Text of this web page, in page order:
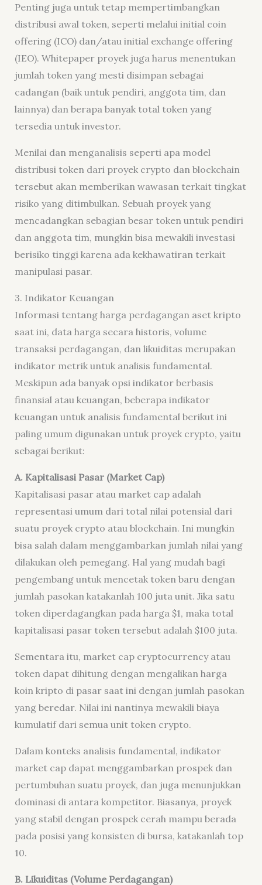
Penting juga untuk tetap mempertimbangkan
distribusi awal token, seperti melalui initial coin
offering (ICO) dan/atau initial exchange offering
(IEO). Whitepaper proyek juga harus menentukan
jumlah token yang mesti disimpan sebagai
cadangan (baik untuk pendiri, anggota tim, dan
lainnya) dan berapa banyak total token yang
tersedia untuk investor.
Menilai dan menganalisis seperti apa model
distribusi token dari proyek crypto dan blockchain
tersebut akan memberikan wawasan terkait tingkat
risiko yang ditimbulkan. Sebuah proyek yang
mencadangkan sebagian besar token untuk pendiri
dan anggota tim, mungkin bisa mewakili investasi
berisiko tinggi karena ada kekhawatiran terkait
manipulasi pasar.
3. Indikator Keuangan
Informasi tentang harga perdagangan aset kripto
saat ini, data harga secara historis, volume
transaksi perdagangan, dan likuiditas merupakan
indikator metrik untuk analisis fundamental.
Meskipun ada banyak opsi indikator berbasis
finansial atau keuangan, beberapa indikator
keuangan untuk analisis fundamental berikut ini
paling umum digunakan untuk proyek crypto, yaitu
sebagai berikut:
A. Kapitalisasi Pasar (Market Cap)
Kapitalisasi pasar atau market cap adalah
representasi umum dari total nilai potensial dari
suatu proyek crypto atau blockchain. Ini mungkin
bisa salah dalam menggambarkan jumlah nilai yang
dilakukan oleh pemegang. Hal yang mudah bagi
pengembang untuk mencetak token baru dengan
jumlah pasokan katakanlah 100 juta unit. Jika satu
token diperdagangkan pada harga $1, maka total
kapitalisasi pasar token tersebut adalah $100 juta.
Sementara itu, market cap cryptocurrency atau
token dapat dihitung dengan mengalikan harga
koin kripto di pasar saat ini dengan jumlah pasokan
yang beredar. Nilai ini nantinya mewakili biaya
kumulatif dari semua unit token crypto.
Dalam konteks analisis fundamental, indikator
market cap dapat menggambarkan prospek dan
pertumbuhan suatu proyek, dan juga menunjukkan
dominasi di antara kompetitor. Biasanya, proyek
yang stabil dengan prospek cerah mampu berada
pada posisi yang konsisten di bursa, katakanlah top
10.
B. Likuiditas (Volume Perdagangan)